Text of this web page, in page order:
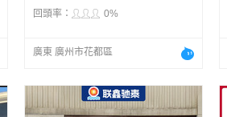
回頭率：
0%
廣東 廣州市花都區